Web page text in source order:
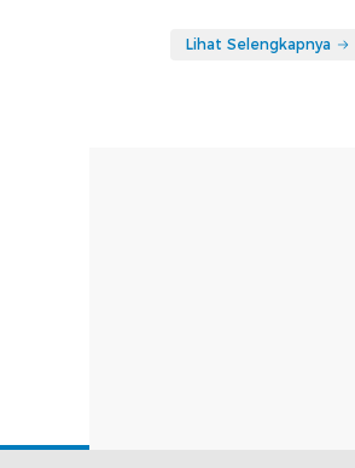
Lihat Selengkapnya